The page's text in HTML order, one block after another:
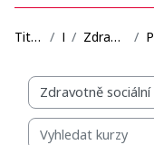
Titulní stránka Kurzy Zdravotně sociální fakulta
Organizační
Vyhledat kurzy